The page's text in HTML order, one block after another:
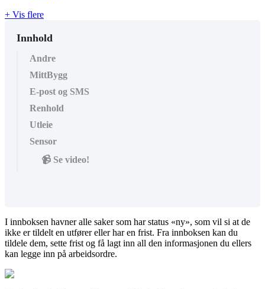
+ Vis flere
Innhold
Andre
MittBygg
E-post og SMS
Renhold
Utleie
Sensor
📹 Se video!
I innboksen havner alle saker som har status «ny», som vil si at de
ikke er tildelt en utfører eller har en frist. Fra innboksen kan du
tildele dem, sette frist og få lagt inn all den informasjonen du ellers
kan legge inn på arbeidsordre.